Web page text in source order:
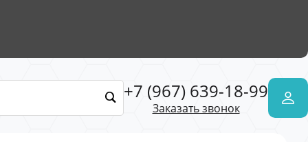
+7 (967) 639-18-99
Заказать звонок